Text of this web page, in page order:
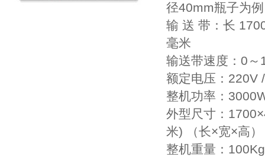
径40mm瓶子为
输 送 带：长
毫米
输送带速度：0～
额定电压：220V
整机功率：
外型尺寸：
米) （长×宽×高）
整机重量：100Kg